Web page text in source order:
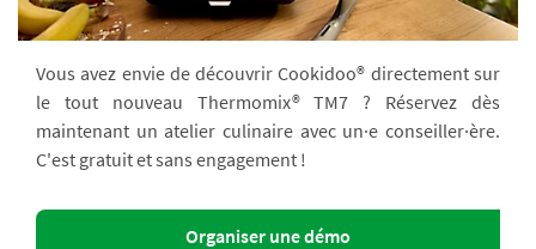
Vous avez envie de découvrir Cookidoo® directement sur
le tout nouveau Thermomix® TM7 ? Réservez dès
maintenant un atelier culinaire avec un·e conseiller·ère.
C'est gratuit et sans engagement !
Organiser une démo